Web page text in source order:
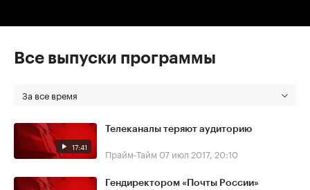
Все выпуски программы
За все время
17:41
Телеканалы теряют аудиторию
Прайм-Тайм 07 июл 2017, 20:10
Гендиректором «Почты России»